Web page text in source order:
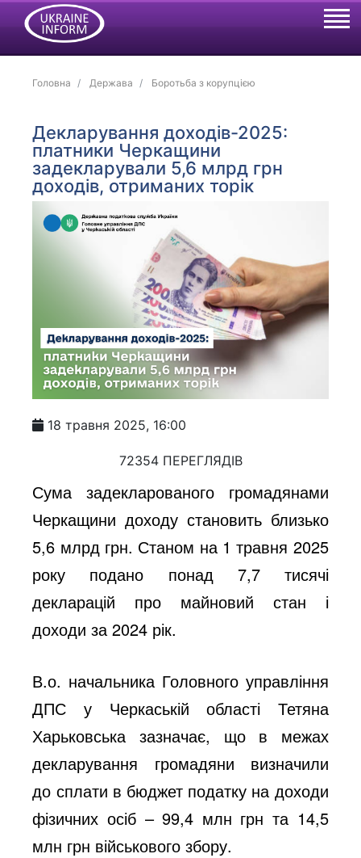
Головна Держава Боротьба з корупцією
Декларування доходів-2025:
платники Черкащини
задекларували 5,6 млрд грн
доходів, отриманих торік
18 травня 2025, 16:00
72354 ПЕРЕГЛЯДІВ
Сума задекларованого громадянами
Черкащини доходу становить близько
5,6 млрд грн. Станом на 1 травня 2025
року подано понад 7,7 тисячі
декларацій про майновий стан і
доходи за 2024 рік.
В.о. начальника Головного управління
ДПС у Черкаській області Тетяна
Харьковська зазначає, що в межах
декларування громадяни визначили
до сплати в бюджет податку на доходи
фізичних осіб – 99,4 млн грн та 14,5
млн грн військового збору.